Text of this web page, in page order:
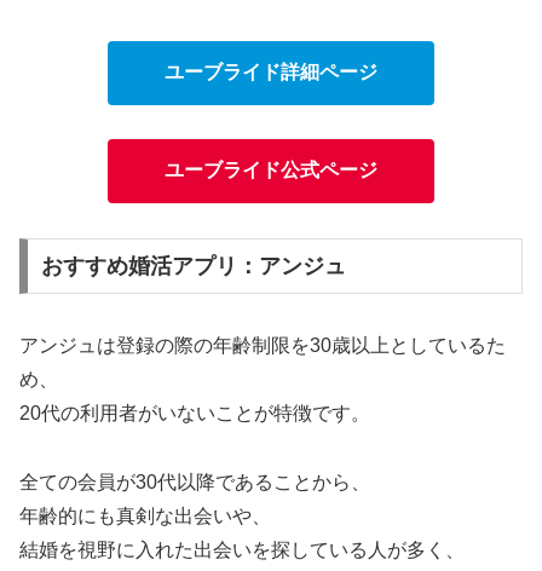
ユーブライド詳細ページ
ユーブライド公式ページ
おすすめ婚活アプリ：アンジュ
アンジュは登録の際の年齢制限を30歳以上としているた
め、
20代の利用者がいないことが特徴です。
全ての会員が30代以降であることから、
年齢的にも真剣な出会いや、
結婚を視野に入れた出会いを探している人が多く、